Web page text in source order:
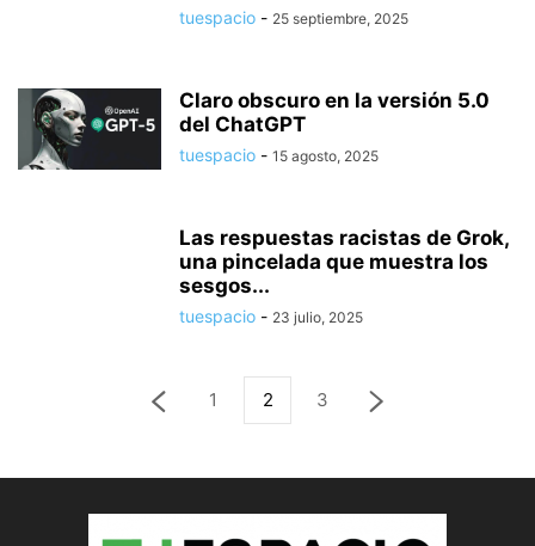
tuespacio - 25 septiembre, 2025
Claro obscuro en la versión 5.0
del ChatGPT
tuespacio - 15 agosto, 2025
Las respuestas racistas de Grok,
una pincelada que muestra los
sesgos...
tuespacio - 23 julio, 2025
1 2 3